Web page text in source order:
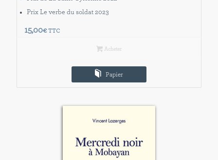
Prix Le verbe du soldat 2023
15,00€ TTC
Acheter
Papier